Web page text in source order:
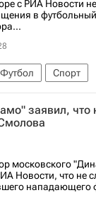
с РИА Новости
в
Футбол
Спорт
Динамо Москва
заявил, что
московского
Новости, что не
нападающего